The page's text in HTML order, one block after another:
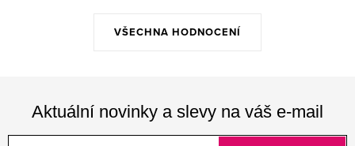
VŠECHNA HODNOCENÍ
Aktuální novinky a slevy na váš e-mail